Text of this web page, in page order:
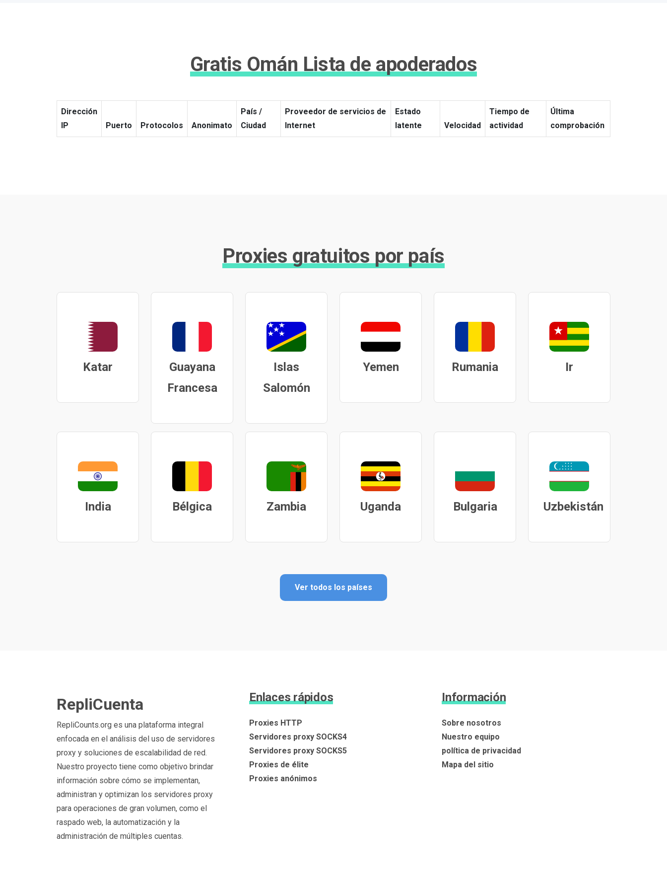
Gratis Omán Lista de apoderados
Dirección
IP
Puerto Protocolos Anonimato
País /
Ciudad
Proveedor de servicios de
Internet
Estado
latente
Velocidad
Tiempo de
actividad
Última
comprobación
Proxies gratuitos por país
Katar
Guayana
Francesa
Islas
Salomón
Yemen Rumania Ir
India Bélgica Zambia Uganda Bulgaria Uzbekistán
Ver todos los países
RepliCuenta
RepliCounts.org es una plataforma integral
enfocada en el análisis del uso de servidores
proxy y soluciones de escalabilidad de red.
Nuestro proyecto tiene como objetivo brindar
información sobre cómo se implementan,
administran y optimizan los servidores proxy
para operaciones de gran volumen, como el
raspado web, la automatización y la
administración de múltiples cuentas.
Enlaces rápidos
Proxies HTTP
Servidores proxy SOCKS4
Servidores proxy SOCKS5
Proxies de élite
Proxies anónimos
Información
Sobre nosotros
Nuestro equipo
política de privacidad
Mapa del sitio